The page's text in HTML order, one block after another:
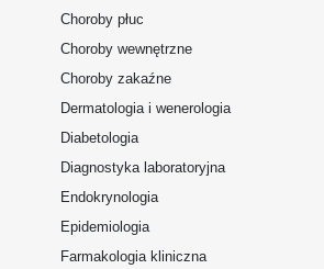
Choroby płuc
Choroby wewnętrzne
Choroby zakaźne
Dermatologia i wenerologia
Diabetologia
Diagnostyka laboratoryjna
Endokrynologia
Epidemiologia
Farmakologia kliniczna